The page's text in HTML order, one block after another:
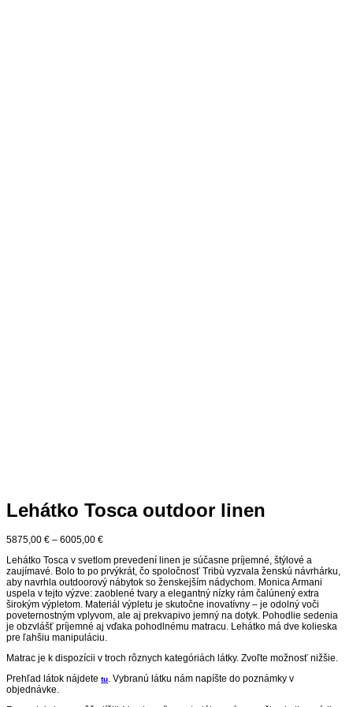
Lehátko Tosca outdoor linen
5875,00 € – 6005,00 €
Lehátko Tosca v svetlom prevedení linen je súčasne príjemné, štýlové a
zaujímavé. Bolo to po prvýkrát, čo spoločnosť Tribù vyzvala ženskú návrhárku,
aby navrhla outdoorový nábytok so ženskejším nádychom. Monica Armani
uspela v tejto výzve: zaoblené tvary a elegantný nízky rám čalúnený extra
širokým výpletom. Materiál výpletu je skutočne inovatívny – je odolný voči
poveternostným vplyvom, ale aj prekvapivo jemný na dotyk. Pohodlie sedenia
je obzvlášť príjemné aj vďaka pohodlnému matracu. Lehátko má dve kolieska
pre ľahšiu manipuláciu.
Matrac je k dispozícii v troch rôznych kategóriách látky. Zvoľte možnosť nižšie.
Prehľad látok nájdete tu . Vybranú látku nám napíšte do poznámky v
objednávke.